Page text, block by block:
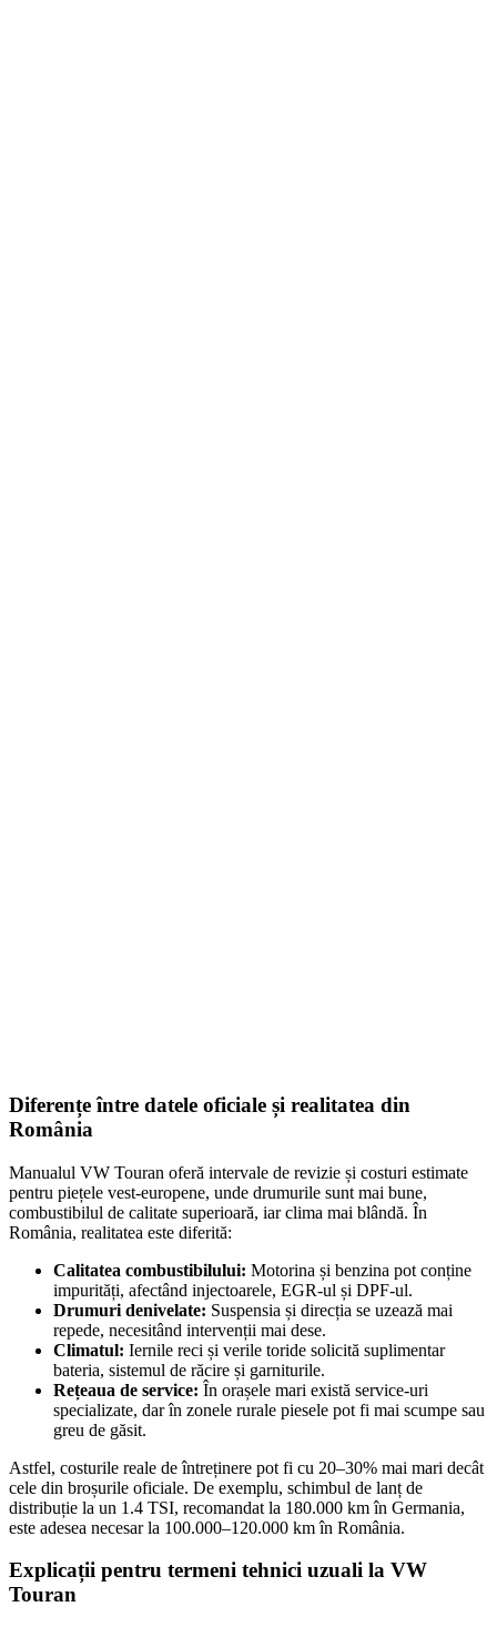
Diferențe între datele oficiale și realitatea din
România
Manualul VW Touran oferă intervale de revizie și costuri estimate
pentru piețele vest-europene, unde drumurile sunt mai bune,
combustibilul de calitate superioară, iar clima mai blândă. În
România, realitatea este diferită:
Calitatea combustibilului: Motorina și benzina pot conține
impurități, afectând injectoarele, EGR-ul și DPF-ul.
Drumuri denivelate: Suspensia și direcția se uzează mai
repede, necesitând intervenții mai dese.
Climatul: Iernile reci și verile toride solicită suplimentar
bateria, sistemul de răcire și garniturile.
Rețeaua de service: În orașele mari există service-uri
specializate, dar în zonele rurale piesele pot fi mai scumpe sau
greu de găsit.
Astfel, costurile reale de întreținere pot fi cu 20–30% mai mari decât
cele din broșurile oficiale. De exemplu, schimbul de lanț de
distribuție la un 1.4 TSI, recomandat la 180.000 km în Germania,
este adesea necesar la 100.000–120.000 km în România.
Explicații pentru termeni tehnici uzuali la VW
Touran